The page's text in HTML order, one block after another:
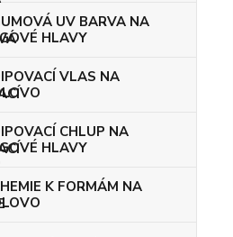
UV BARVA NA
HLAVY
VLAS NA
CHLUP NA
HLAVY
K FORMÁM NA